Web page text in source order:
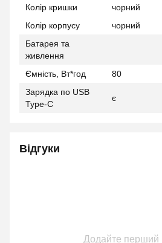
Колір кришки
чорний
Колір корпусу
чорний
Батарея та
живлення
Ємність, Вт*год
80
Зарядка по USB
Type-C
є
Відгуки
Додайте перший